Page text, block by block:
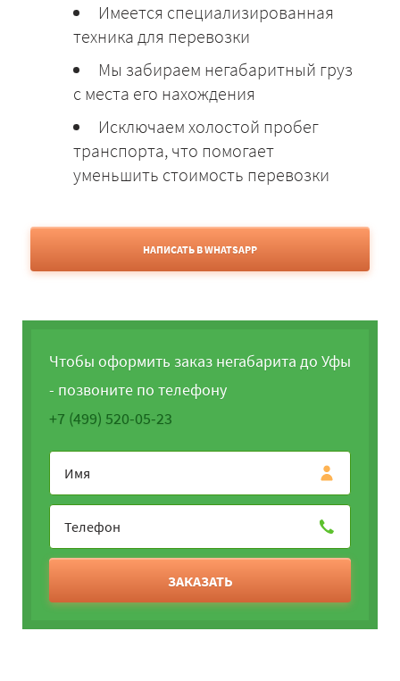
Имеется специализированная
техника для перевозки
Мы забираем негабаритный груз
с места его нахождения
Исключаем холостой пробег
транспорта, что помогает
уменьшить стоимость перевозки
НАПИСАТЬ В WHATSAPP
Чтобы оформить заказ негабарита до Уфы
- позвоните по телефону
+7 (499) 520-05-23
ЗАКАЗАТЬ